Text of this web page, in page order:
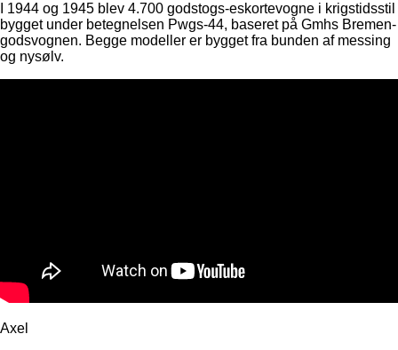
I 1944 og 1945 blev 4.700 godstogs-eskortevogne i krigstidsstil
bygget under betegnelsen Pwgs-44, baseret på Gmhs Bremen-
godsvognen. Begge modeller er bygget fra bunden af ​​messing
og nysølv.
Axel